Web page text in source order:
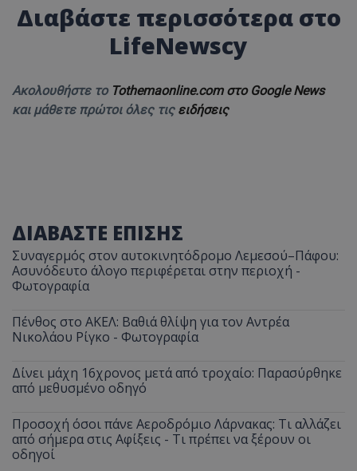
Διαβάστε περισσότερα στο
LifeNewscy
Ακολουθήστε το Tothemaonline.com στο Google News
και μάθετε πρώτοι όλες τις ειδήσεις
ΔΙΑΒΑΣΤΕ ΕΠΙΣΗΣ
Συναγερμός στον αυτοκινητόδρομο Λεμεσού–Πάφου:
Ασυνόδευτο άλογο περιφέρεται στην περιοχή -
Φωτογραφία
Πένθος στο ΑΚΕΛ: Βαθιά θλίψη για τον Αντρέα
Νικολάου Ρίγκο - Φωτογραφία
Δίνει μάχη 16χρονος μετά από τροχαίο: Παρασύρθηκε
από μεθυσμένο οδηγό
Προσοχή όσοι πάνε Αεροδρόμιο Λάρνακας: Τι αλλάζει
από σήμερα στις Αφίξεις - Τι πρέπει να ξέρουν οι
οδηγοί